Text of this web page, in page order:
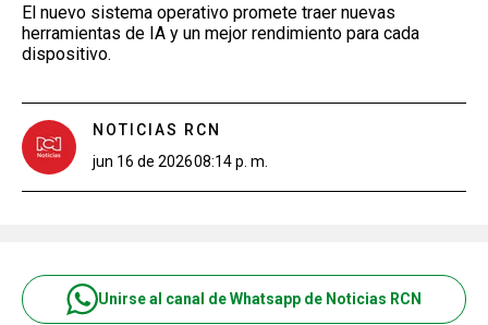
El nuevo sistema operativo promete traer nuevas
herramientas de IA y un mejor rendimiento para cada
dispositivo.
NOTICIAS RCN
jun 16 de 202608:14 p. m.
Unirse al canal de Whatsapp de Noticias RCN